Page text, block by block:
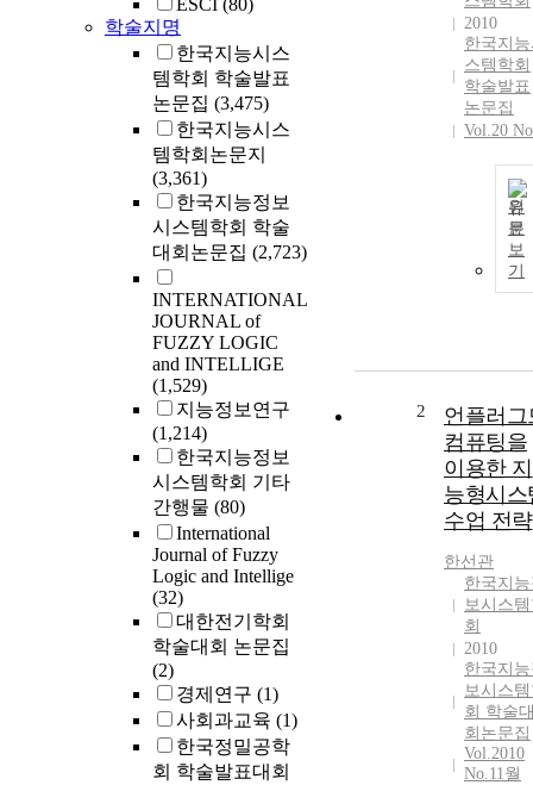
ESCI (80)
학술지명
한국지능시스
템학회 학술발표
논문집 (3,475)
한국지능시스
템학회논문지
(3,361)
한국지능정보
시스템학회 학술
대회논문집 (2,723)
INTERNATIONAL
JOURNAL of
FUZZY LOGIC
and INTELLIGE
(1,529)
지능정보연구
(1,214)
한국지능정보
시스템학회 기타
간행물 (80)
International
Journal of Fuzzy
Logic and Intellige
(32)
대한전기학회
학술대회 논문집
(2)
경제연구 (1)
사회과교육 (1)
한국정밀공학
회 학술발표대회
2010
한국지
스템학회
학술발표
논문집
Vol.20
원
문
보
기
2
언플러그
컴퓨팅을
이용한 지
능형시스
수업 전략
한선관
한국지
보시스
회
2010
한국지
보시스
회 학술
회논문집
Vol.2010
No.11월